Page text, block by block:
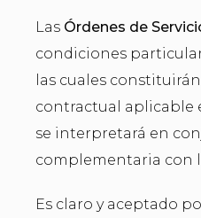
Las Órdenes de
condiciones
las cuales
contractual aplicable
se interpretará en
complementaria con
Es claro y aceptado